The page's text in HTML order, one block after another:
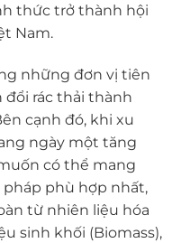
thức trở thành hội
Nam.
những đơn vị tiên
rác thải thành
cạnh đó, khi xu
ngày một tăng
có thể mang
pháp phù hợp nhất,
từ nhiên liệu hóa
sinh khối (Biomass),